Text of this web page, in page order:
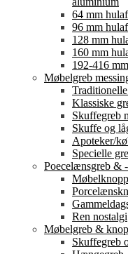
64 mm
96 mm
128 mm
160 mm
192-416
Møbelgreb
Klassiske
Skuffegreb
Skuffe og
Apoteker/
Specielle
Poecelænsgreb &
Ren nostalgi
Møbelgreb &
Skuffegreb